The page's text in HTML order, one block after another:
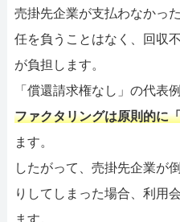
売掛先企業が支払わなかっ
任を負うことはなく、回収
が負担します。
「償還請求権なし」の代表
ファクタリングは原則的に
ます。
したがって、売掛先企業が
りしてしまった場合、利用